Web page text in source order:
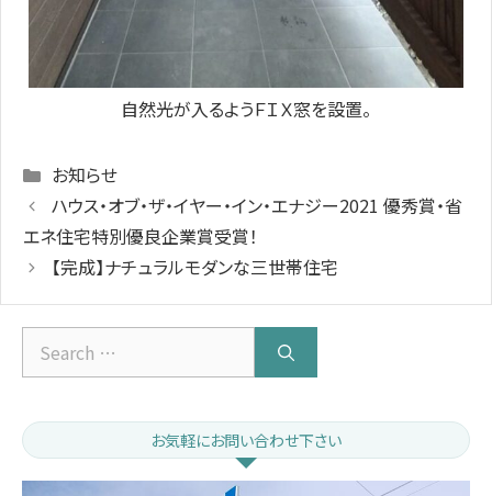
自然光が入るようＦＩＸ窓を設置。
Categories
お知らせ
ハウス・オブ・ザ・イヤー・イン・エナジー2021 優秀賞・省
エネ住宅特別優良企業賞受賞！
【完成】ナチュラルモダンな三世帯住宅
Search
for:
お気軽にお問い合わせ下さい